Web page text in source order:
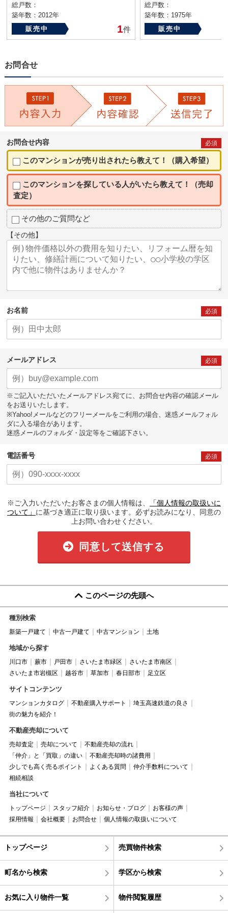
総戸数：
築年数：2012年
販売中
1件
総戸数：
築年数：1975年
販売中
お問合せ
お問合せ内容 必須
このマンションが売り出されたら教えて！（購入希望）
このマンションを探している人がいたら教えて！（売却
査定）
その他のご質問など
【その他】
お名前 必須
メールアドレス 必須
※ご記入いただいたメールアドレス宛てに、お問合せ内容の確認メール
をお送りいたします。
※Yahoo!メールなどのフリーメールをご利用の場合、迷惑メールフォル
ダに入る場合があります。
迷惑メールのフォルダ・設定等をご確認下さい。
電話番号 必須
※ご入力いただいたお客さまの個人情報は、
「個人情報の取扱いに
ついて」 に基づき適正に取り扱います。必ずお読みになり、同意の
上お問い合わせください。
同意して送信する
このページの先頭へ
種別検索
新築一戸建て 中古一戸建て 中古マンション 土地
地域から探す
川口市 蕨市 戸田市 さいたま市緑区
さいたま市南区
さいたま市岩槻区
越谷市 草加市 春日部市 足立区
サイトコンテンツ
マンションカタログ 不動産購入サポート
埼玉高速鉄道の良さ
街の魅力を紹介！
不動産売却について
売却査定 売却について
不動産売却の流れ
「仲介」と「買取」の違い
不動産売却時の諸費用
少しでも高く売るポイント
よくある質問
仲介手数料について
相続相談
当社について
トップページ スタッフ紹介 お知らせ・ブログ
お客様の声
採用情報
会社概要 お問合せ 個人情報の取扱いについて
トップページ 売買物件検索
町名から検索 学区から検索
お気に入り物件一覧 物件閲覧履歴